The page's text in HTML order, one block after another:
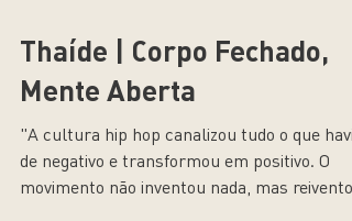
Thaíde | Corpo Fechado,
Mente Aberta
"A cultura hip hop canalizou tudo o que havia
de negativo e transformou em positivo. O